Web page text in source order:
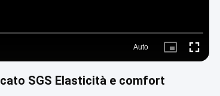
Auto
Picture- Fullscreen
SGS Elasticità e comfort